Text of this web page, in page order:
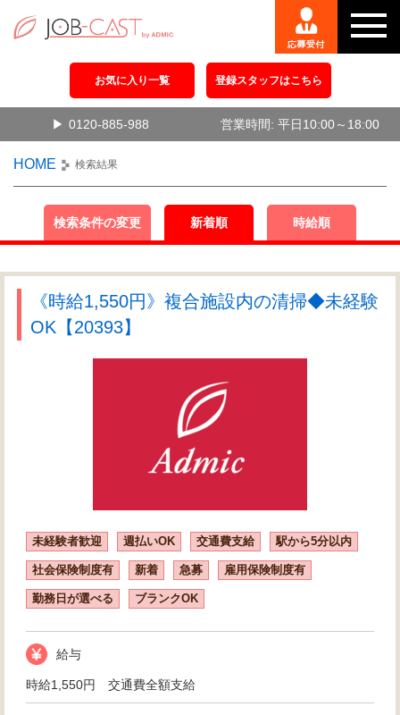
お気に入り一覧 登録スタッフはこちら
0120-885-988 営業時間: 平日10:00～18:00
HOME 検索結果
検索条件の変更 新着順 時給順
《時給1,550円》複合施設内の清掃◆未経験
OK【20393】
未経験者歓迎 週払いOK 交通費支給 駅から5分以内
社会保険制度有 新着 急募 雇用保険制度有
勤務日が選べる ブランクOK
給与
時給1,550円 交通費全額支給